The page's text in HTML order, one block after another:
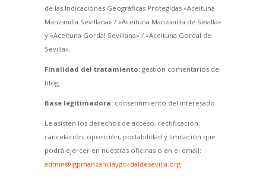
de las Indicaciones Geográficas Protegidas «Aceituna
Manzanilla Sevillana» / «Aceituna Manzanilla de Sevilla»
y «Aceituna Gordal Sevillana» / «Aceituna Gordal de
Sevilla».
Finalidad del tratamiento:gestión comentarios del
blog.
Base legitimadora:consentimiento del interesado.
Le asisten los derechos de acceso, rectificación,
cancelación, oposición, portabilidad y limitación que
podrá ejercer en nuestras oficinas o en el email:
admin@igpmanzanillaygordaldesevilla.org